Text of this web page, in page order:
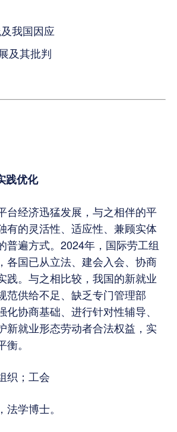
我国因应
及其批判
践优化
台经济迅猛发展，与之相伴的平
有的灵活性、适应性、兼顾实体
普遍方式。2024年，国际劳工组
各国已从立法、建会入会、协商
践。与之相比较，我国的新就业
范供给不足、缺乏专门管理部
协商基础、进行针对性辅导、
新就业形态劳动者合法权益，实
。
织；工会
学博士。